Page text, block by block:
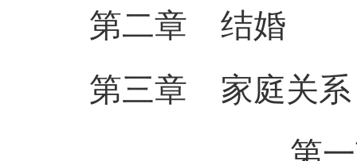
第二章 结婚
第三章 家庭关系